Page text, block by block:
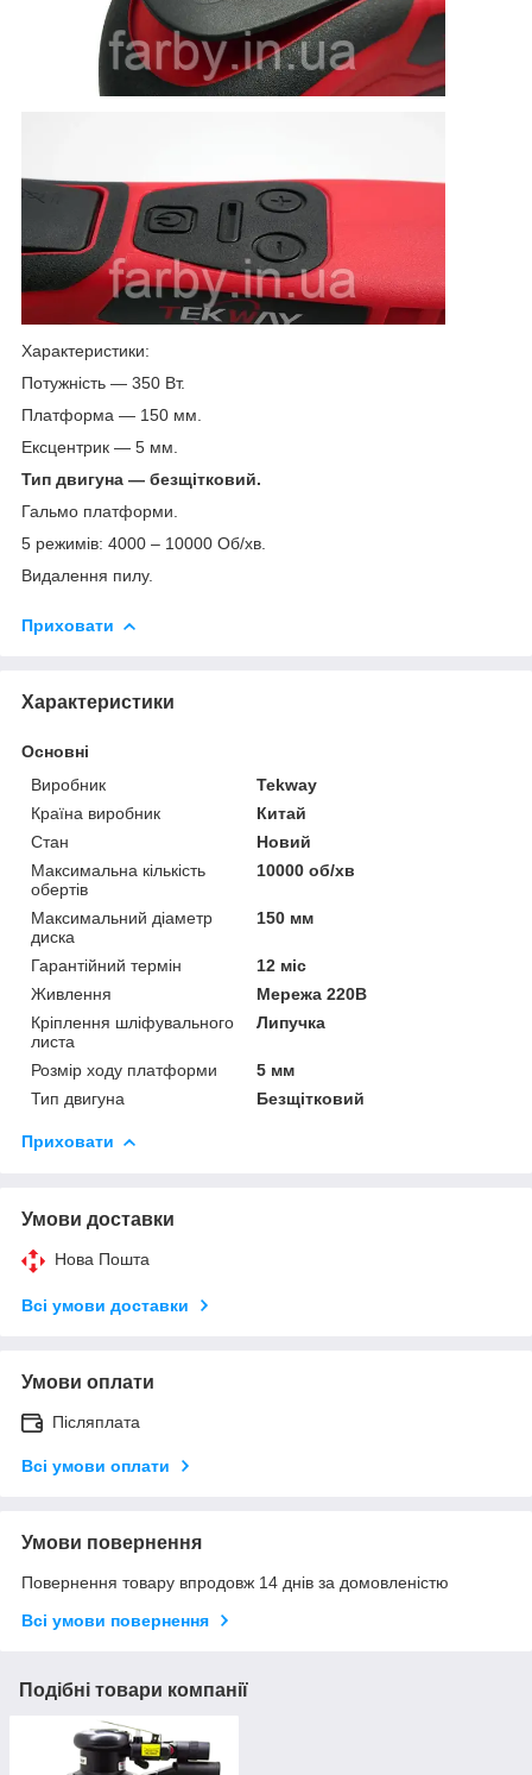
Характеристики:
Потужність — 350 Вт.
Платформа — 150 мм.
Ексцентрик — 5 мм.
Тип двигуна — безщітковий.
Гальмо платформи.
5 режимів: 4000 – 10000 Об/хв.
Видалення пилу.
Приховати
Характеристики
Основні
Виробник
Tekway
Країна виробник
Китай
Стан
Новий
Максимальна кількість
обертів
10000 об/хв
Максимальний діаметр
диска
150 мм
Гарантійний термін
12 міс
Живлення
Мережа 220В
Кріплення шліфувального
листа
Липучка
Розмір ходу платформи
5 мм
Тип двигуна
Безщітковий
Приховати
Умови доставки
Нова Пошта
Всі умови доставки
Умови оплати
Післяплата
Всі умови оплати
Умови повернення
Повернення товару впродовж 14 днів за домовленістю
Всі умови повернення
Подібні товари компанії